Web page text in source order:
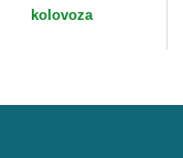
kolovoza